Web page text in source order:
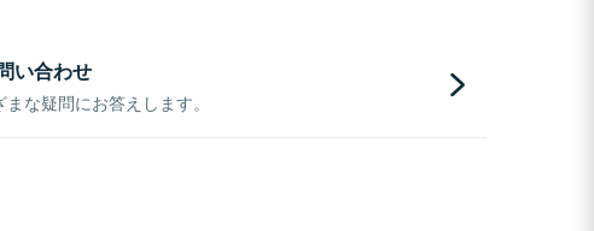
い合わせ
な疑問にお答えします。